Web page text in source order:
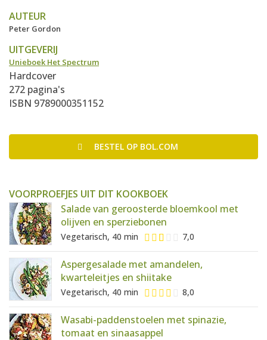
AUTEUR
Peter Gordon
UITGEVERIJ
Unieboek Het Spectrum
Hardcover
272 pagina's
ISBN 9789000351152
BESTEL OP BOL.COM
VOORPROEFJES UIT DIT KOOKBOEK
Salade van geroosterde bloemkool met
olijven en sperziebonen
Vegetarisch, 40 min 7,0
Aspergesalade met amandelen,
kwarteleitjes en shiitake
Vegetarisch, 40 min 8,0
Wasabi-paddenstoelen met spinazie,
tomaat en sinaasappel